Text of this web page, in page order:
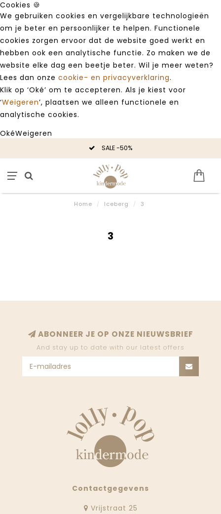
Cookies 🍪
We gebruiken cookies en vergelijkbare technologieën
om je beter en persoonlijker te helpen. Functionele
cookies zorgen ervoor dat de website goed werkt en
hebben ook een analytische functie. Zo maken we de
website elke dag een beetje beter. Wil je meer weten?
Lees dan onze cookie- en privacyverklaring.
Klik op ‘Oké’ om te accepteren. Als je kiest voor
‘Weigeren’, plaatsen we alleen functionele en
analytische cookies.
OkéWeigeren
SALE -50%
Home / Iceberg / 3
3
ABONNEER JE OP ONZE NIEUWSBRIEF
And stay up to date with our latest offers
Contactgegevens
Vrijstraat 25